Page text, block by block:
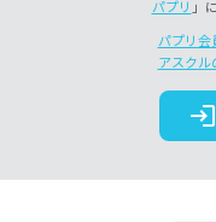
パプリ 」
パプリ会
アスクル
login